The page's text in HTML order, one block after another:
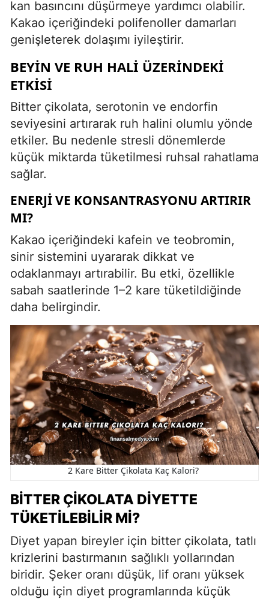
kan basıncını düşürmeye yardımcı olabilir.
Kakao içeriğindeki polifenoller damarları
genişleterek dolaşımı iyileştirir.
BEYIN VE RUH HALI ÜZERINDEKI
ETKISI
Bitter çikolata, serotonin ve endorfin
seviyesini artırarak ruh halini olumlu yönde
etkiler. Bu nedenle stresli dönemlerde
küçük miktarda tüketilmesi ruhsal rahatlama
sağlar.
ENERJI VE KONSANTRASYONU ARTIRIR
MI?
Kakao içeriğindeki kafein ve teobromin,
sinir sistemini uyararak dikkat ve
odaklanmayı artırabilir. Bu etki, özellikle
sabah saatlerinde 1–2 kare tüketildiğinde
daha belirgindir.
2 Kare Bitter Çikolata Kaç Kalori?
BITTER ÇIKOLATA DIYETTE
TÜKETILEBILIR MI?
Diyet yapan bireyler için bitter çikolata, tatlı
krizlerini bastırmanın sağlıklı yollarından
biridir. Şeker oranı düşük, lif oranı yüksek
olduğu için diyet programlarında küçük